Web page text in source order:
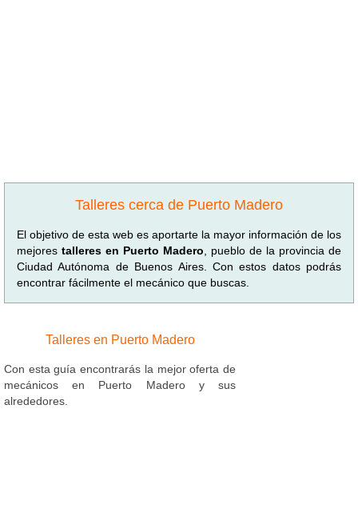
Talleres cerca de Puerto Madero
El objetivo de esta web es aportarte la mayor información de los
mejores talleres en Puerto Madero , pueblo de la provincia de
Ciudad Autónoma de Buenos Aires. Con estos datos podrás
encontrar fácilmente el mecánico que buscas.
Talleres en Puerto Madero
Con esta guía encontrarás la mejor oferta de
mecánicos en Puerto Madero y sus
alrededores.